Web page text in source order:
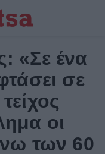
«Σε ένα
σε
οι
των 60